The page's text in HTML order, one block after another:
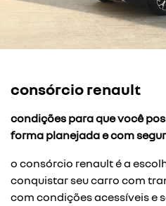
consórcio renault
condições para que você
forma planejada e com
o consórcio renault é a
conquistar seu carro com
com condições acessíveis e